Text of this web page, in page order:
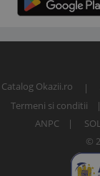
Catalog Okazii.ro
Termeni si conditii
ANPC
SOL
©